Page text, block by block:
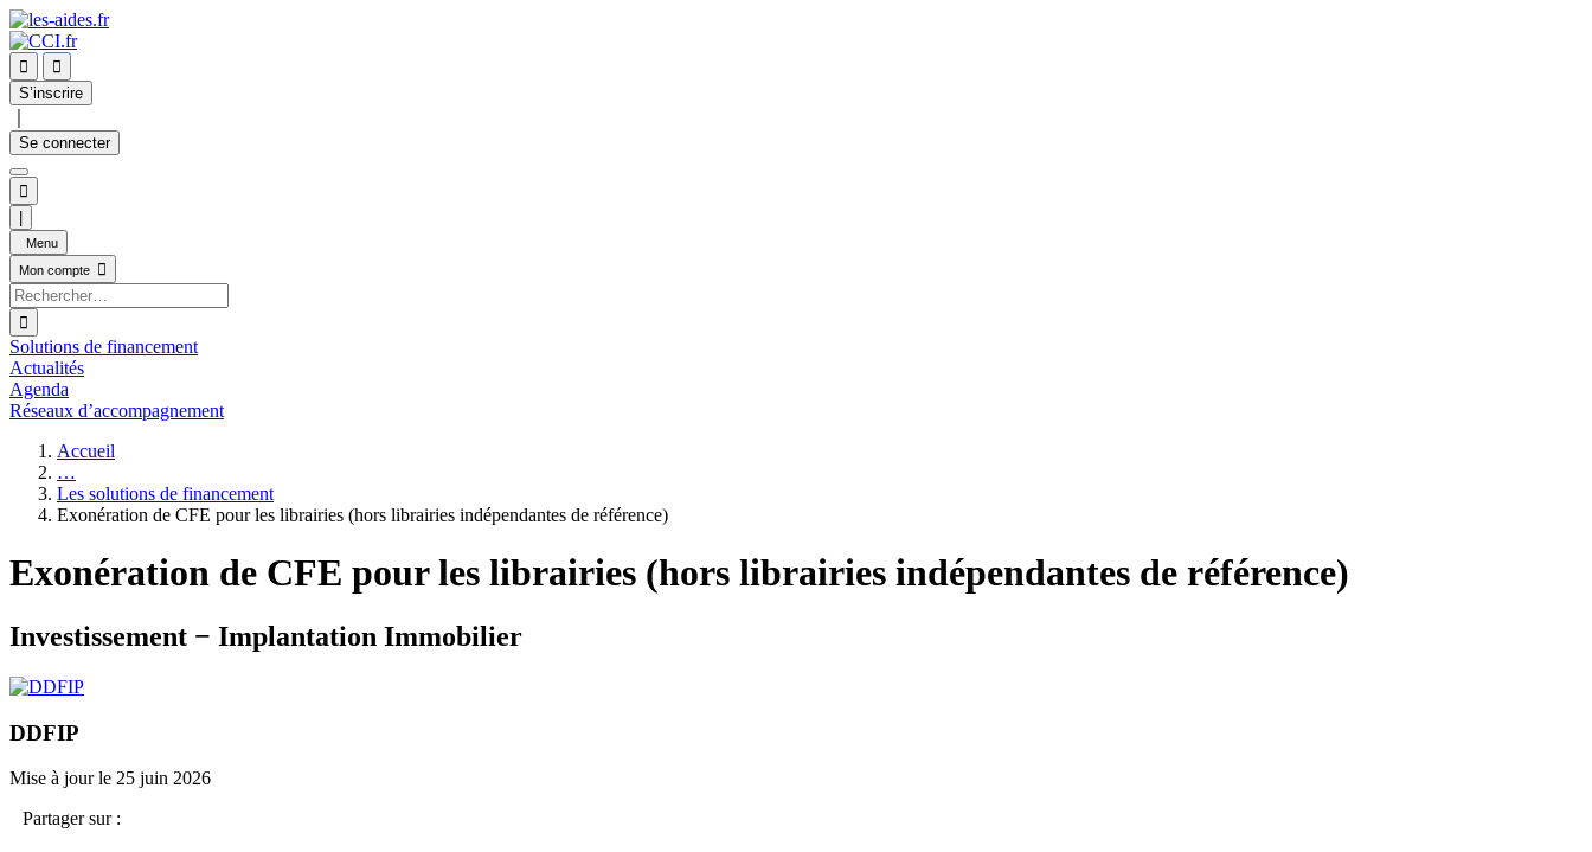


S’inscrire
Se connecter

Menu
Mon compte


Solutions de financement
Actualités
Agenda
Réseaux d’accompagnement
Accueil
…
Les solutions de financement
Exonération de CFE pour les librairies (hors librairies indépendantes de référence)
Exonération de CFE pour les librairies (hors librairies indépendantes de référence)
Investissement − Implantation Immobilier
DDFIP
Mise à jour le 25 juin 2026
Partager sur :